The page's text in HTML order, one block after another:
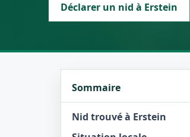
Déclarer un nid à Erstein
Sommaire
Nid trouvé à Erstein